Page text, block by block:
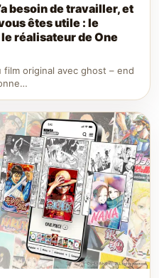
besoin de travailler, et
êtes utile : le
réalisateur de One
original avec ghost – end